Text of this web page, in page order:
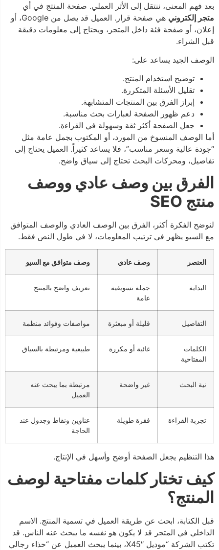
بعد فهم المعنى، ننتقل إلى الأثر العملي. صفحة المنتج في أي
متجر إلكتروني
هي صفحة قرار. العميل قد يصل من Google، أو
إعلان، أو صفحة فئة داخل المتجر، ويحتاج إلى معلومات دقيقة
قبل الشراء.
الوصف الجيد يساعد على:
توضيح استخدام المنتج.
تقليل الأسئلة المتكررة.
إبراز الفرق بين المنتجات المتشابهة.
دعم ظهور الصفحة لعبارات بحث مناسبة.
جعل الصفحة أكثر ثقة وسهولة في القراءة.
أما الوصف المنسوخ من المورد، أو المكتوب بجمل عامة مثل
“جودة عالية وسعر مناسب”، فلا يساعد كثيراً. العميل يحتاج إلى
تفاصيل، ومحركات البحث تحتاج إلى سياق واضح.
الفرق بين وصف عادي ووصف
منتج SEO
لنوضح الفكرة أكثر، الفرق بين الوصف العادي والوصف المتوافق
مع السيو يظهر في ترتيب المعلومات، لا في طول النص فقط.
العنصر وصف عادي وصف متوافق مع السيو
البداية
جملة تسويقية
عامة
تعريف واضح بالمنتج
التفاصيل قليلة أو مبعثرة مواصفات وفوائد منظمة
الكلمات
المفتاحية
غائبة أو مكررة طبيعية ومرتبطة بالسياق
نية البحث غير واضحة
مرتبطة بما يبحث عنه
العميل
تجربة القراءة فقرة طويلة
عناوين ونقاط وجدول عند
الحاجة
هذا التنظيم يجعل الصفحة أوضح وأسهل في الإنتاج.
كيف تختار كلمات مفتاحية لوصف
المنتج؟
قبل الكتابة، ابحث عن طريقة العميل في تسمية المنتج. الاسم
الداخلي في المتجر قد لا يكون هو نفسه ما يبحث عنه الناس. قد
تكتب الشركة “موديل X45″، بينما يبحث العميل عن “حذاء رجالي